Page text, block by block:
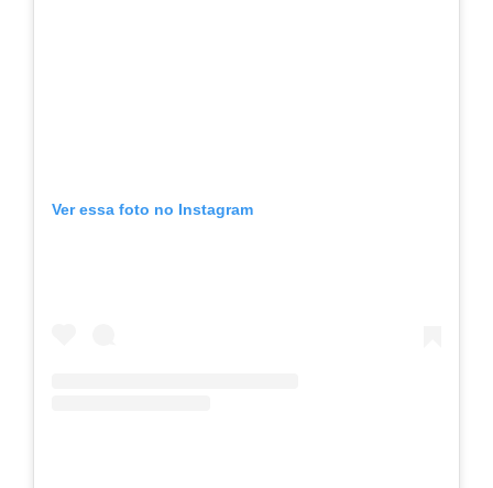
Ver essa foto no Instagram